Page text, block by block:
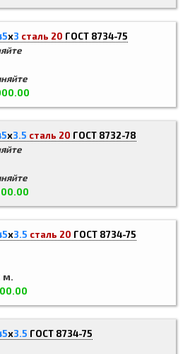
x3 сталь 20 ГОСТ 8734-75
x3.5 сталь 20 ГОСТ 8732-78
x3.5 сталь 20 ГОСТ 8734-75
м.
x3.5 ГОСТ 8734-75